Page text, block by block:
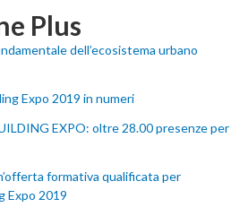
Plus
dell’ecosistema urbano
Expo 2019 in numeri
EXPO: oltre 28.00 presenze per
formativa qualificata per
Expo 2019